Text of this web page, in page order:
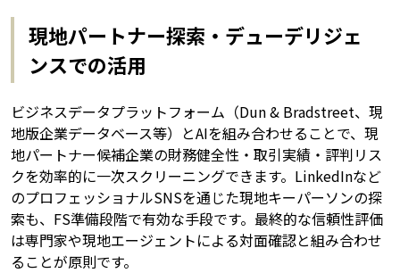
現地パートナー探索・デューデリジェ
ンスでの活用
ビジネスデータプラットフォーム（Dun & Bradstreet、現
地版企業データベース等）とAIを組み合わせることで、現
地パートナー候補企業の財務健全性・取引実績・評判リス
クを効率的に一次スクリーニングできます。LinkedInなど
のプロフェッショナルSNSを通じた現地キーパーソンの探
索も、FS準備段階で有効な手段です。最終的な信頼性評価
は専門家や現地エージェントによる対面確認と組み合わせ
ることが原則です。